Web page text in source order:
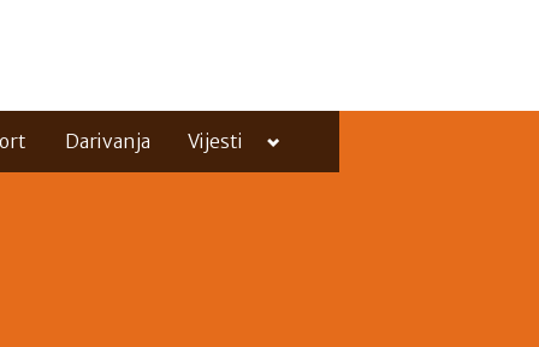
Darivanja Vijesti
Toggle
menu